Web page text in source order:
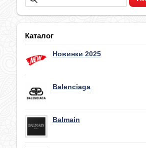
Каталог
Новинки 2025
Balenciaga
Balmain